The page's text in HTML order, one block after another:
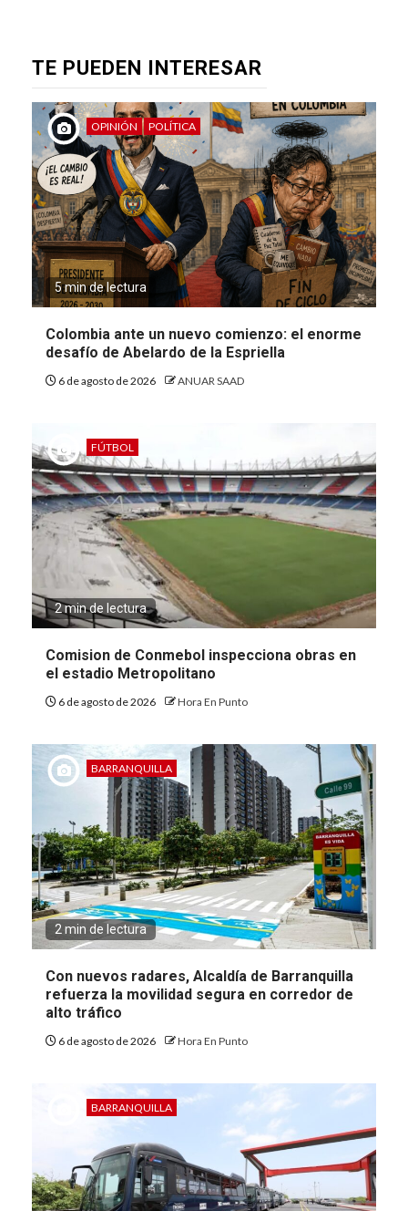
TE PUEDEN INTERESAR
OPINIÓN POLÍTICA
5 min de lectura
Colombia ante un nuevo comienzo: el enorme
desafío de Abelardo de la Espriella
6 de agosto de 2026 ANUAR SAAD
FÚTBOL
2 min de lectura
Comision de Conmebol inspecciona obras en
el estadio Metropolitano
6 de agosto de 2026 Hora En Punto
BARRANQUILLA
2 min de lectura
Con nuevos radares, Alcaldía de Barranquilla
refuerza la movilidad segura en corredor de
alto tráfico
6 de agosto de 2026 Hora En Punto
BARRANQUILLA